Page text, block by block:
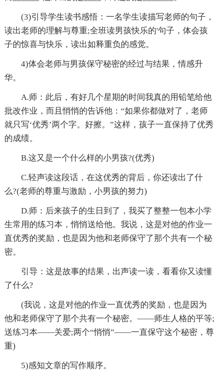
(3)引导学生读书感悟：一名学生读描写老师的句子，
读出老师的理解与尊重;全班读男孩快乐的'句子，体会孩
子的惊喜与快乐，读出如释重负的感觉。
4)体会老师与男孩保守秘密的经过与结果，情感升
华。
A.师：此后，有好几个星期的时间我真的用铅笔给他
批改作业，而且悄悄的告诉他：“如果你都做对了，老师
就只写‘优秀’两个字。好擦。”这样，孩子一直保持了优秀
的成绩。
B.这又是一个什么样的小男孩?(优秀)
C.轻声读这段话，在这优秀的背后，你还读出了什
么?(老师的尊重与激励，小男孩的努力)
D.师：后来孩子的生日到了，我买了整整一包本小学
生常用的练习本，悄悄送给他。我说，这是对他的作业一
直优秀的奖励，也是因为他和老师保守了那个共有一个秘
密。
引导：这是故事的结果，出声读一读，看看你又读懂
了什么?
(我说，这是对他的作业一直优秀的奖励，也是因为
他和老师保守了那个共有一个秘密。——师生人格的平等;
送练习本——关爱;两个“悄悄”——一直保守这个秘密，尊
重)
5)感知文章的写作顺序。